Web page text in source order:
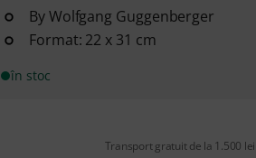
By Wolfgang Guggenberger
Format: 22 x 31 cm
în stoc
Transport gratuit de la 1.500 lei